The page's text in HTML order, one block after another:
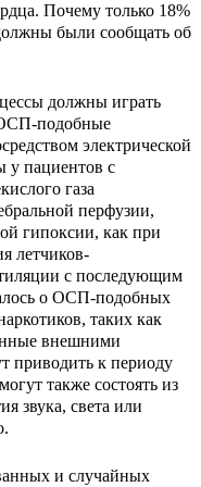
Почему только 18%
были сообщать об
должны играть
подобные
электрической
у пациентов с
газа
перфузии,
гипоксии, как при
летчиков-
с последующим
о ОСП-подобных
таких как
внешними
приводить к периоду
также состоять из
звука, света или
и случайных